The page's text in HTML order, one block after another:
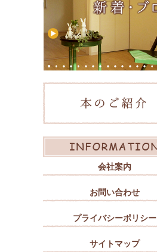
会社案内
お問い合わせ
プライバシーポリシー
サイトマップ